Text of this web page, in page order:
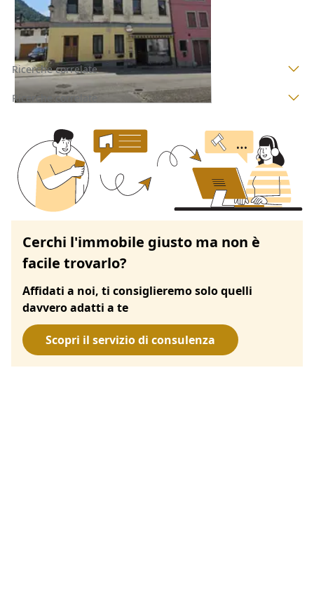
29/09/2026
Ricerche correlate
Ricerche correlate
Cerchi l'immobile giusto ma non è
facile trovarlo?
Affidati a noi, ti consiglieremo solo quelli
davvero adatti a te
Scopri il servizio di consulenza